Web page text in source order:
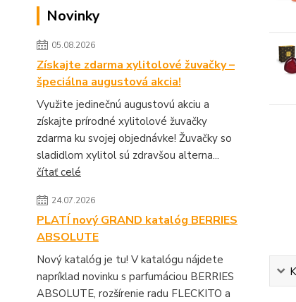
Novinky
05.08.2026
Získajte zdarma xylitolové žuvačky –
špeciálna augustová akcia!
Využite jedinečnú augustovú akciu a
získajte prírodné xylitolové žuvačky
zdarma ku svojej objednávke! Žuvačky so
sladidlom xylitol sú zdravšou alterna...
čítať celé
24.07.2026
PLATÍ nový GRAND katalóg BERRIES
ABSOLUTE
Nový katalóg je tu! V katalógu nájdete
napríklad novinku s parfumáciou BERRIES
ABSOLUTE, rozšírenie radu FLECKITO a